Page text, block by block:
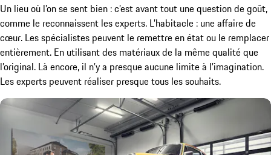
Un lieu où l’on se sent bien : c’est avant tout une question de goût,
comme le reconnaissent les experts. L’habitacle : une affaire de
cœur. Les spécialistes peuvent le remettre en état ou le remplacer
entièrement. En utilisant des matériaux de la même qualité que
l’original. Là encore, il n’y a presque aucune limite à l’imagination.
Les experts peuvent réaliser presque tous les souhaits.